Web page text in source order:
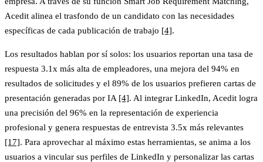
Acedit alinea el trasfondo de un candidato con las necesidades
específicas de cada publicación de trabajo [4].
Los resultados hablan por sí solos: los usuarios reportan una tasa de
respuesta 3.1x más alta de empleadores, una mejora del 94% en
resultados de solicitudes y el 89% de los usuarios prefieren cartas de
presentación generadas por IA [4]. Al integrar LinkedIn, Acedit logra
una precisión del 96% en la representación de experiencia
profesional y genera respuestas de entrevista 3.5x más relevantes
[17]. Para aprovechar al máximo estas herramientas, se anima a los
usuarios a vincular sus perfiles de LinkedIn y personalizar las cartas